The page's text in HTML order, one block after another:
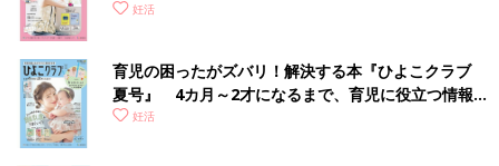
妊活
育児の困ったがズバリ！解決する本『ひよこクラブ
夏号』 4カ月～2才になるまで、育児に役立つ情報が
いっぱい！
妊活